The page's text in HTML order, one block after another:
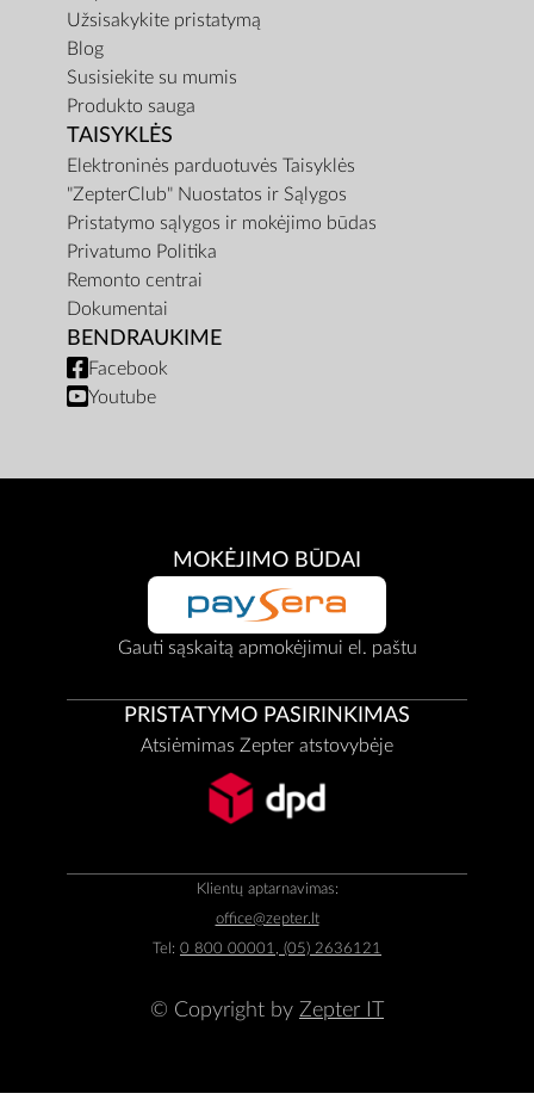
Užsisakykite pristatymą
Blog
Susisiekite su mumis
Produkto sauga
TAISYKLĖS
Elektroninės parduotuvės Taisyklės
"ZepterClub" Nuostatos ir Sąlygos
Pristatymo sąlygos ir mokėjimo būdas
Privatumo Politika
Remonto centrai
Dokumentai
BENDRAUKIME
Facebook
Youtube
MOKĖJIMO BŪDAI
Gauti sąskaitą apmokėjimui el. paštu
PRISTATYMO PASIRINKIMAS
Atsiėmimas Zepter atstovybėje
Klientų aptarnavimas:
office@zepter.lt
Tel: 0 800 00001, (05) 2636121
© Copyright by Zepter IT